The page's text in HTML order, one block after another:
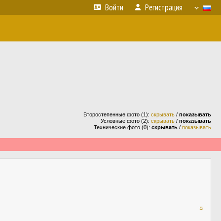
Войти Регистрация
Второстепенные фото (1): скрывать / показывать
Условные фото (2): скрывать / показывать
Технические фото (0): скрывать / показывать
¤